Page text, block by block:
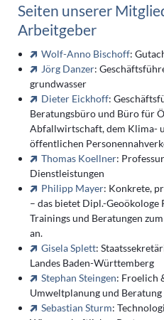
Seiten unserer
Arbeitgeber
Wolf-Anno Bischoff:
Jörg Danzer:
grundwasser
Dieter Eickhoff:
Beratungsbüro und Büro für
Abfallwirtschaft, dem Klima-
öffentlichen
Thomas Koellner:
Dienstleistungen
Philipp Mayer: Konkrete,
– das bietet Dipl.-
Trainings und Beratungen
an.
Gisela Splett:
Landes Baden-Württemberg
Stephan Steingen: Froelich
Umweltplanung und Beratung
Sebastian Sturm: